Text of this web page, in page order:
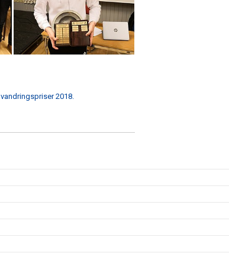
vandringspriser 2018.